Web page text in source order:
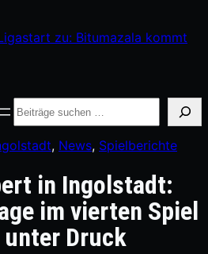
zu: Bitumazala kommt
Suche
, News, Spielberichte
in Ingolstadt:
im vierten Spiel
Druck